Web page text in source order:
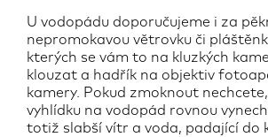
U vodopádu doporučujeme i za
nepromokavou větrovku či
kterých se vám to na kluzkých
klouzat a hadřík na objektiv
kamery. Pokud zmoknout
vyhlídku na vodopád rovnou
totiž slabší vítr a voda, padající do